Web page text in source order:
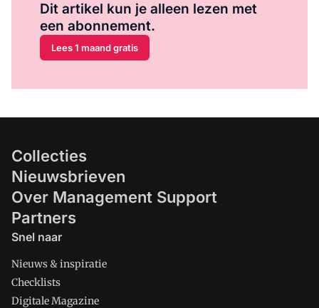
Dit artikel kun je alleen lezen met
een abonnement.
Lees 1 maand gratis
Collecties
Nieuwsbrieven
Over Management Support
Partners
Snel naar
Nieuws & inspiratie
Checklists
Digitale Magazine